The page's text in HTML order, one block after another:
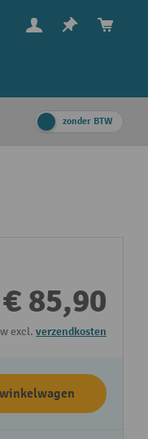
zonder BTW
€ 85,90
excl. verzendkosten